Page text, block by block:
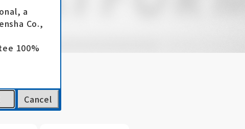
a
Co.,
100%
Cancel